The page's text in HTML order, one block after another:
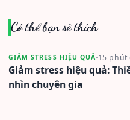
Có thể bạn sẽ thích
GIẢM STRESS HIỆU QUẢ 15 phút
Giảm stress hiệu quả:
nhìn chuyên gia